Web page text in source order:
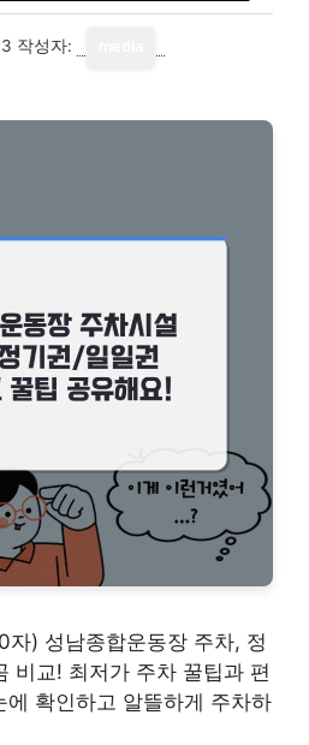
작성자:
) 성남종합운동장 주차, 정
비교! 최저가 주차 꿀팁과 편
에 확인하고 알뜰하게 주차하